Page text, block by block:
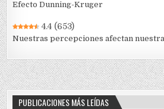
Efecto Dunning-Kruger
4.4 (653)
Nuestras percepciones afectan
PUBLICACIONES MÁS LEÍDAS